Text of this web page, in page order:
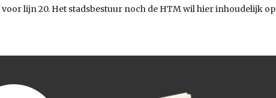
voor lijn 20. Het stadsbestuur noch de HTM wil hier inhoudelijk op